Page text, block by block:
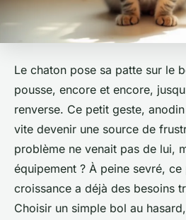
Le chaton pose sa patte sur le
pousse, encore et encore,
renverse. Ce petit geste,
vite devenir une source de
problème ne venait pas de lui,
équipement ? À peine sevré,
croissance a déjà des besoins
Choisir un simple bol au